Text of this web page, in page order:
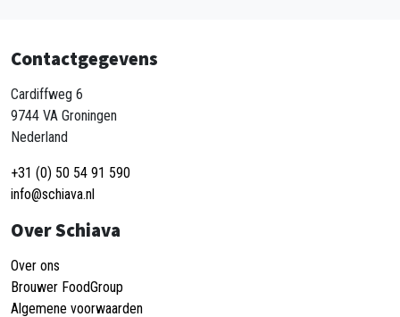
Contactgegevens
Cardiffweg 6
9744 VA Groningen
Nederland
+31 (0) 50 54 91 590
info@schiava.nl
Over Schiava
Over ons
Brouwer FoodGroup
Algemene voorwaarden